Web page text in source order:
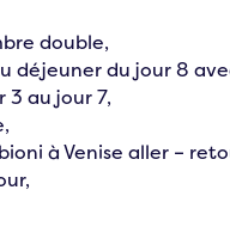
double,
déjeuner du jour 8
3 au jour 7,
à Venise aller –